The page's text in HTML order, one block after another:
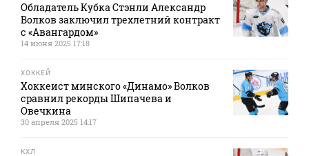
Обладатель Кубка Стэнли Александр
Волков заключил трехлетний контракт
с «Авангардом»
14 июня 2025 17:18
ХОККЕЙ
Хоккеист минского «Динамо» Волков
сравнил рекорды Шипачева и
Овечкина
30 апреля 2025 14:17
КХЛ